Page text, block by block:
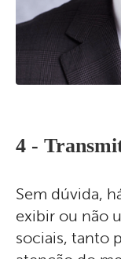
4 -
Sem dúvida,
exibir ou não
sociais, tanto